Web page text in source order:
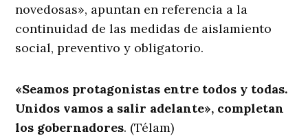
novedosas», apuntan en referencia a la
continuidad de las medidas de aislamiento
social, preventivo y obligatorio.
«Seamos protagonistas entre todos y todas.
Unidos vamos a salir adelante», completan
los gobernadores. (Télam)